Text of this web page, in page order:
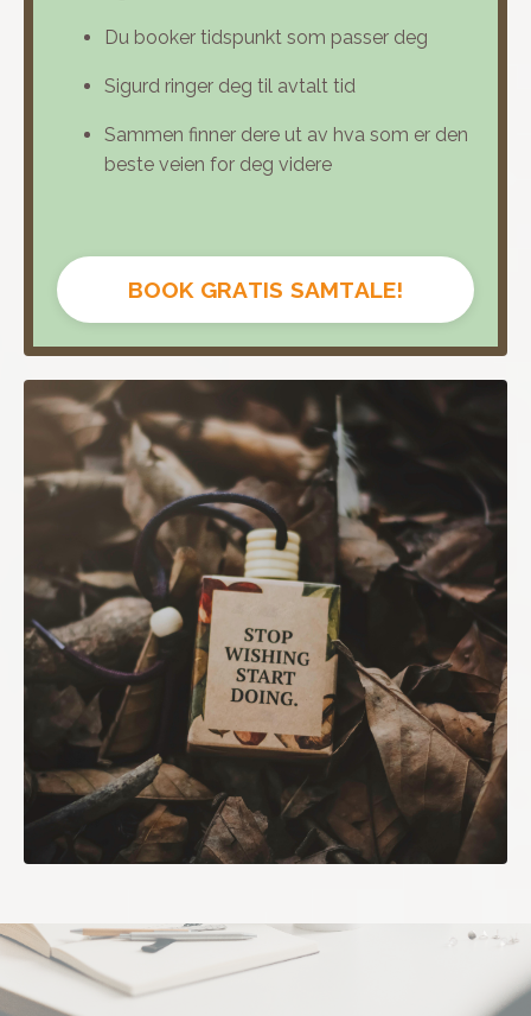
Du booker tidspunkt som passer deg
Sigurd ringer deg til avtalt tid
Sammen finner dere ut av hva som er den
beste veien for deg videre
BOOK GRATIS SAMTALE!